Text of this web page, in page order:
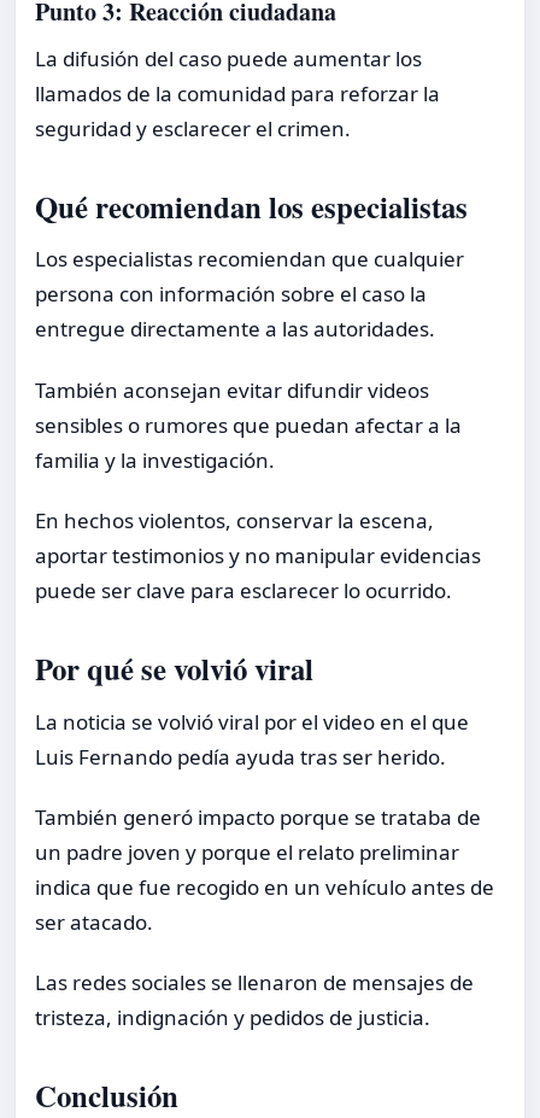
Punto 3: Reacción ciudadana
La difusión del caso puede aumentar los
llamados de la comunidad para reforzar la
seguridad y esclarecer el crimen.
Qué recomiendan los especialistas
Los especialistas recomiendan que cualquier
persona con información sobre el caso la
entregue directamente a las autoridades.
También aconsejan evitar difundir videos
sensibles o rumores que puedan afectar a la
familia y la investigación.
En hechos violentos, conservar la escena,
aportar testimonios y no manipular evidencias
puede ser clave para esclarecer lo ocurrido.
Por qué se volvió viral
La noticia se volvió viral por el video en el que
Luis Fernando pedía ayuda tras ser herido.
También generó impacto porque se trataba de
un padre joven y porque el relato preliminar
indica que fue recogido en un vehículo antes de
ser atacado.
Las redes sociales se llenaron de mensajes de
tristeza, indignación y pedidos de justicia.
Conclusión